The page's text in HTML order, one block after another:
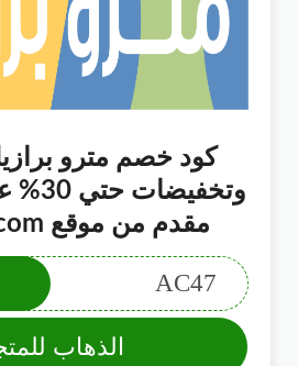
كود خصم مترو
مقدم من موقع Alcodat.com
AC47
الذهاب